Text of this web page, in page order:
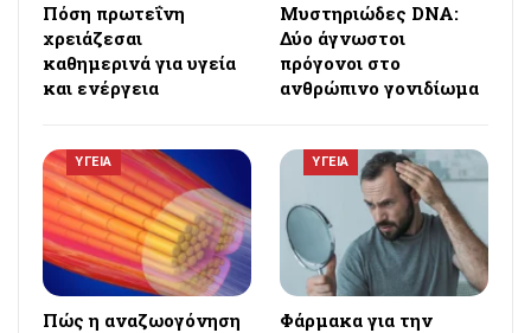
Πόση πρωτεΐνη
χρειάζεσαι
καθημερινά για υγεία
και ενέργεια
Μυστηριώδες DNA:
Δύο άγνωστοι
πρόγονοι στο
ανθρώπινο γονιδίωμα
ΥΓΕΙΑ
Πώς η αναζωογόνηση
ΥΓΕΙΑ
Φάρμακα για την